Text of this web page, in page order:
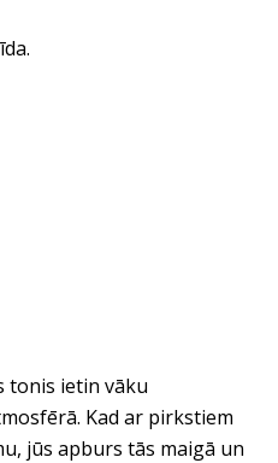
tonis ietin vāku
Kad ar pirkstiem
jūs apburs tās maigā un